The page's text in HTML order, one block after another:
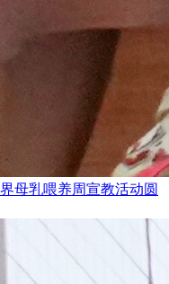
母乳喂养周宣教活动圆